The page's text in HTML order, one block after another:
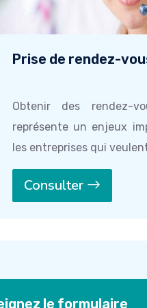
Prise de rendez-
Obtenir des rendez-
représente un enjeux
les entreprises qui
Consulter
le formulaire